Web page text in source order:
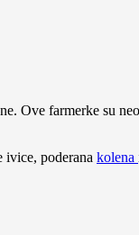
farmerke su
ivice, poderana kolena